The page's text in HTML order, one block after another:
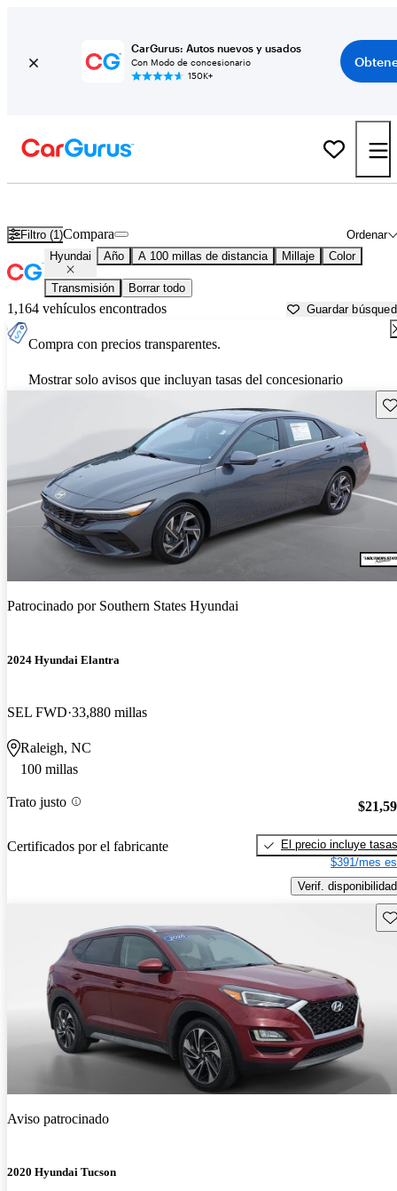
CarGurus: Autos nuevos y usados
Con Modo de concesionario
150K+
Filtro (1) Ordenar
Compara
Hyundai Año A 100 millas de distancia Millaje Color
Transmisión Borrar todo
1,164 vehículos encontrados Guardar
Compra con precios transparentes.
Mostrar solo avisos que incluyan tasas del concesionario
Patrocinado por Southern States Hyundai
2024 Hyundai Elantra
SEL FWD 33,880 millas
Raleigh, NC
100 millas
Trato justo
Certificados por el fabricante
El precio incluye tasas
$391/mes
Verif. disponibilidad
Aviso patrocinado
2020 Hyundai Tucson